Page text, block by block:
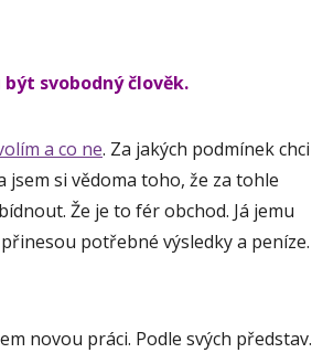
svobodný člověk.
a co ne. Za jakých podmínek chci
jsem si vědoma toho, že za tohle
Že je to fér obchod. Já jemu
potřebné výsledky a peníze.
novou práci. Podle svých představ.